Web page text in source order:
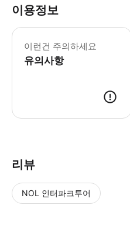
이용정보
이런건 주의하세요
유의사항
리뷰
NOL 인터파크투어